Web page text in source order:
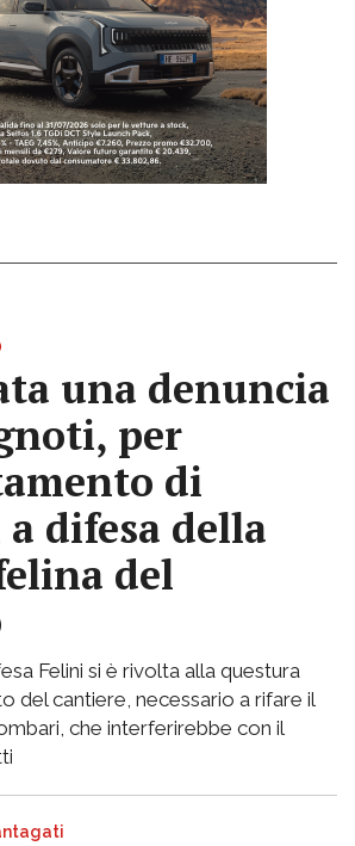
una denuncia
per
di
difesa della
del
Felini si è rivolta alla questura
del cantiere, necessario a rifare il
che interferirebbe con il